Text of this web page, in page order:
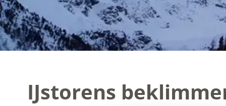
IJstorens